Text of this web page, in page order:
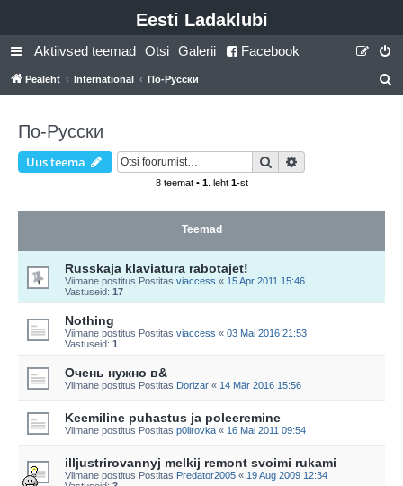
Eesti Ladaklubi
Aktiivsed teemad Otsi Galerii Facebook
Pealeht International По-Русски
t
По-Русски
Uus teema Otsi
8 teemat • 1. leht 1-st
Teemad
Russkaja klaviatura rabotajet!
Viimane postitus Postitas viaccess « 15 Apr 2011 15:46
Vastuseid: 17
Nothing
Viimane postitus Postitas viaccess « 03 Mai 2016 21:53
Vastuseid: 1
Очень нужно в&
Viimane postitus Postitas Dorizar « 14 Mär 2016 15:56
Keemiline puhastus ja poleeremine
Viimane postitus Postitas p0lirovka « 16 Mai 2011 09:54
illjustrirovannyj melkij remont svoimi rukami
Viimane postitus Postitas Predator2005 « 19 Aug 2009 12:34